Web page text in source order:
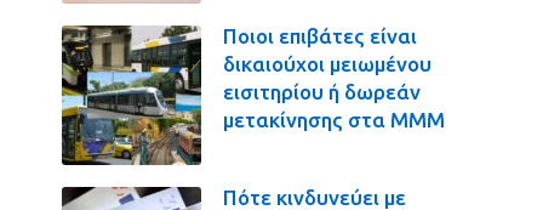
Ποιοι επιβάτες είναι
δικαιούχοι μειωμένου
εισιτηρίου ή δωρεάν
μετακίνησης στα ΜΜΜ
Πότε κινδυνεύει με